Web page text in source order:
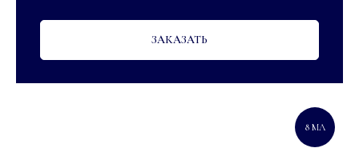
ЗАКАЗАТЬ
8 МЛ